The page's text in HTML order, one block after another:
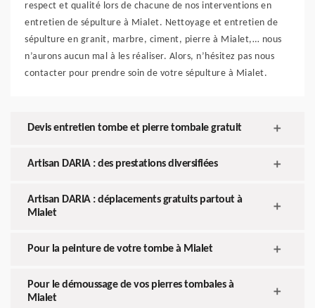
respect et qualité lors de chacune de nos interventions en
entretien de sépulture à Mialet. Nettoyage et entretien de
sépulture en granit, marbre, ciment, pierre à Mialet,… nous
n’aurons aucun mal à les réaliser. Alors, n’hésitez pas nous
contacter pour prendre soin de votre sépulture à Mialet.
Devis entretien tombe et pierre tombale gratuit
Artisan DARIA : des prestations diversifiées
Artisan DARIA : déplacements gratuits partout à
Mialet
Pour la peinture de votre tombe à Mialet
Pour le démoussage de vos pierres tombales à
Mialet